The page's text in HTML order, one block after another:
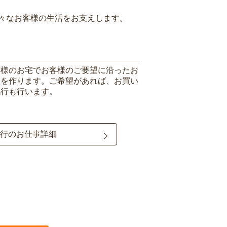
お客様の生活をお支えします。
のお宅でお客様のご要望に沿ったお
作ります。ご希望があれば、お買い
も行います。
のお仕事詳細